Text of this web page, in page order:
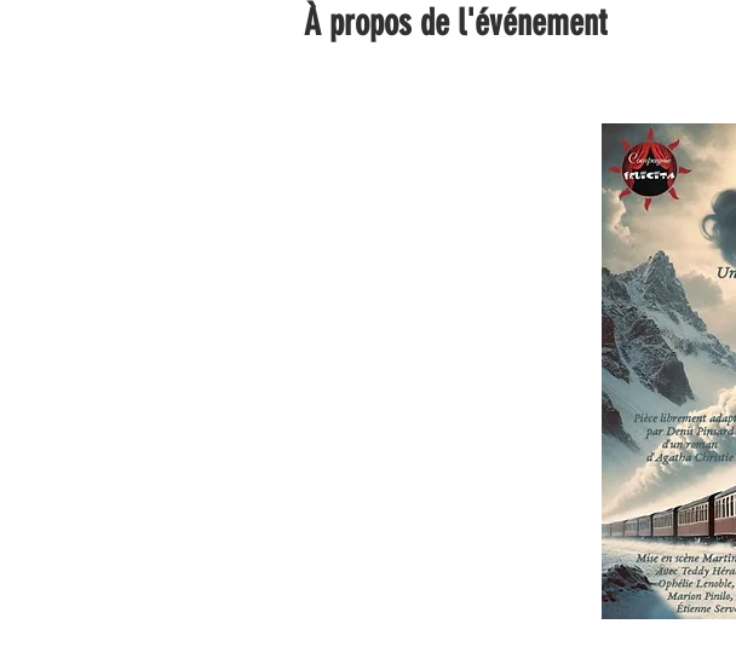
À propos de l'événement